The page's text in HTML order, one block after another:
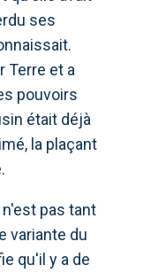
ses
Terre et a
pouvoirs
était déjà
la plaçant
pas tant
variante du
qu'il y a de